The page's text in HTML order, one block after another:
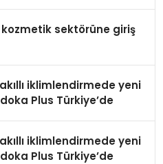
kozmetik sektörüne giriş
iklimlendirmede yeni
Plus Türkiye’de
iklimlendirmede yeni
Plus Türkiye’de